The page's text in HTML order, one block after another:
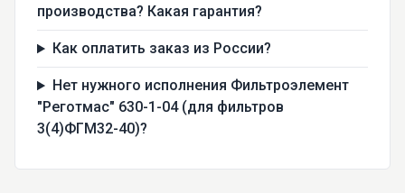
производства? Какая гарантия?
Как оплатить заказ из России?
Нет нужного исполнения Фильтроэлемент
"Реготмас" 630-1-04 (для фильтров
3(4)ФГМ32-40)?